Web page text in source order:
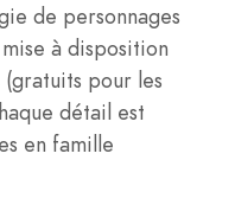
de personnages
à disposition
pour les
détail est
en famille